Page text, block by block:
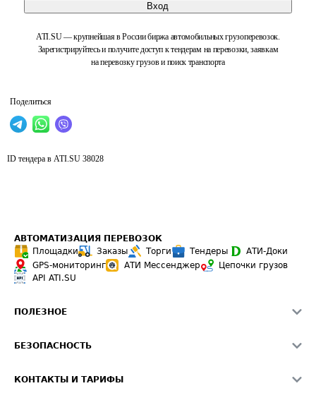
Вход
ATI.SU — крупнейшая в России биржа автомобильных грузоперевозок.
Зарегистрируйтесь и получите доступ к тендерам на перевозки, заявкам
на перевозку грузов и поиск транспорта
Поделиться
ID тендера в ATI.SU 38028
АВТОМАТИЗАЦИЯ ПЕРЕВОЗОК
Площадки
Заказы Торги Тендеры
АТИ-Доки
GPS-мониторинг
АТИ Мессенджер
Цепочки грузов
API ATI.SU
ПОЛЕЗНОЕ
Звезды ATI.SU на вашем сайте
БЕЗОПАСНОСТЬ
КОНТАКТЫ И ТАРИФЫ